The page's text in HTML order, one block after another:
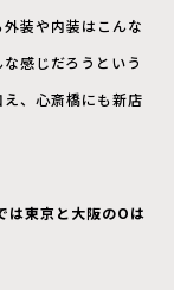
装や内装はこんな
感じだろうという
、心斎橋にも新店
は東京と大阪のOは